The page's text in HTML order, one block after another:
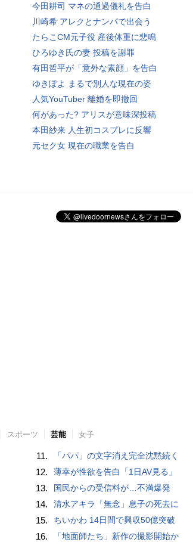
今田耕司 マネの通過儀礼を告白
川崎希 アレクとナンパで出会う
たらこCM元子役 産後体重に悲鳴
ひろゆき氏の妻 投稿を謝罪
有田哲平が「意外な素顔」を告白
ゆきぽよ まるで別人な現在の姿
人気YouTuber 離婚を即撤回
何があった? アリスが意味深投稿
本田紗来 人生初コスプレに反響
元セク女 現在の職業を告白
スポーツ 芸能 女子
11. 「パパ」の文字消え完全沈黙続く
12. 薄幸が性欲を告白「1日AV見る」
13. 国民からの受信料が…不満爆発
14. 清水アキラ「無念」息子の死去に
15. ちいかわ 14日間で興収50億突破
16. 「地面師たち」新作の撮影開始か